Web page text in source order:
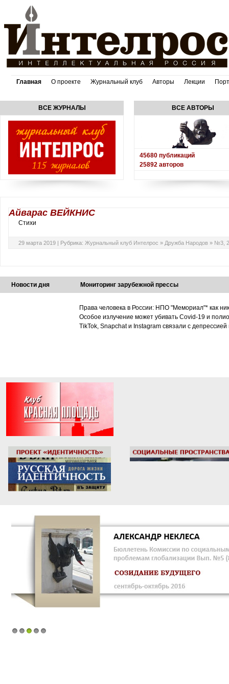
Главная О проекте Журнальный клуб Авторы Лекции
ВСЕ ЖУРНАЛЫ ВСЕ АВТОРЫ
45680 публикаций
25892 авторов
Айварас ВЕЙКНИС
Стихи
29 марта 2019 | Рубрика: Журнальный клуб Интелрос » Дружба Народов » №3,
Новости дня Мониторинг зарубежной прессы
Права человека в России: НПО "Мемориал"* как
Особое излучение может убивать Covid-19 и
TikTok, Snapchat и Instagram связали с